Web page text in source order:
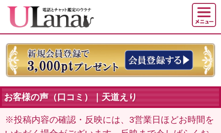
お客様の声（口コミ）｜天道えり
※投稿内容の確認・反映には、3営業日ほどお時間を